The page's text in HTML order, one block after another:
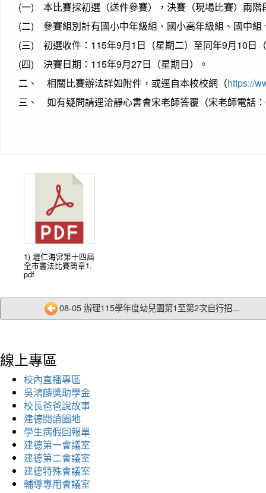
(一) 本比賽採初選（送件參賽），決賽（現場比賽）兩階
(二) 參賽組別計有國小中年級組、國小高年級組、國中
(三) 初選收件：115年9月1日（星期二）至同年9月10日
(四) 決賽日期：115年9月27日（星期日）。
二、 相關比賽辦法詳如附件，或逕自本校校網（https://
三、 如有疑問請逕洽靜心書會宋老師答覆（宋老師電話
1) 壢仁海宮第十四屆
全市書法比賽簡章1.
pdf
08-05 辦理115學年度幼兒園第1至第2次自行招...
線上專區
校內直播專區
吳鴻麟獎助學金
校長爸爸說故事
建德閱讀園地
學生病假回報單
建德第一會議室
建德第二會議室
建德特殊會議室
輔導專用會議室